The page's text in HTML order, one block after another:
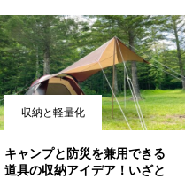
収納と軽量化
キャンプと防災を兼用できる
道具の収納アイデア！いざと